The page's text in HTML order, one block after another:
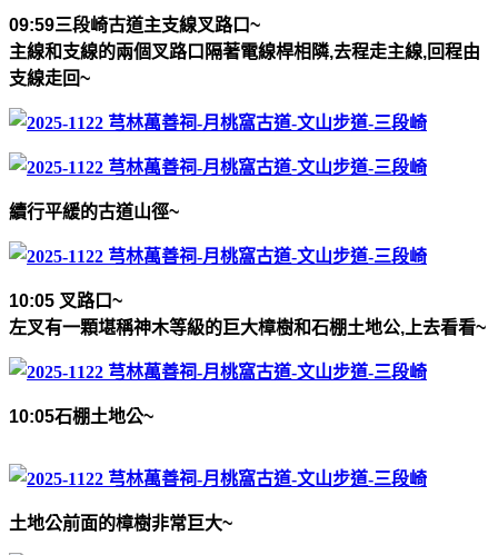
09:59三段崎古道主支線叉路口~
主線和支線的兩個叉路口隔著電線桿相隣,去程走主線,回程由
支線走回~
續行平緩的古道山徑~
10:05 叉路口~
左叉有一顆堪稱神木等級的巨大樟樹和石棚土地公, 上去看看~
10:05石棚土地公~
土地公前面的樟樹非常巨大~